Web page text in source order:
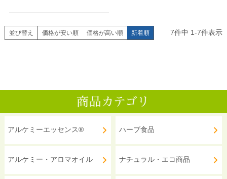
並び替え 価格が安い順 価格が高い順 新着順 7件中 1-7件表示
アルケミーエッセンス®
アルケミー・アロマオイル
ハーブ食品
ナチュラル・エコ商品